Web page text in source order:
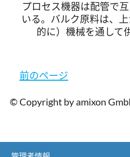
プロセス機器は配管で
いる。バルク原料は、
的に）機械を通して
前のページ
© Copyright by amixon